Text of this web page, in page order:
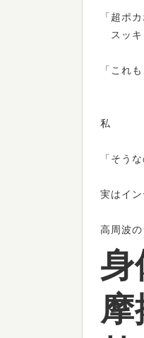
「超ポ
スッキ
「これも
私
「そう
実はイ
高周波
身